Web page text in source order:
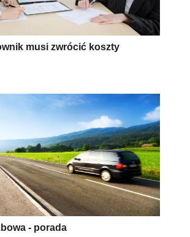
musi zwrócić koszty
- porada